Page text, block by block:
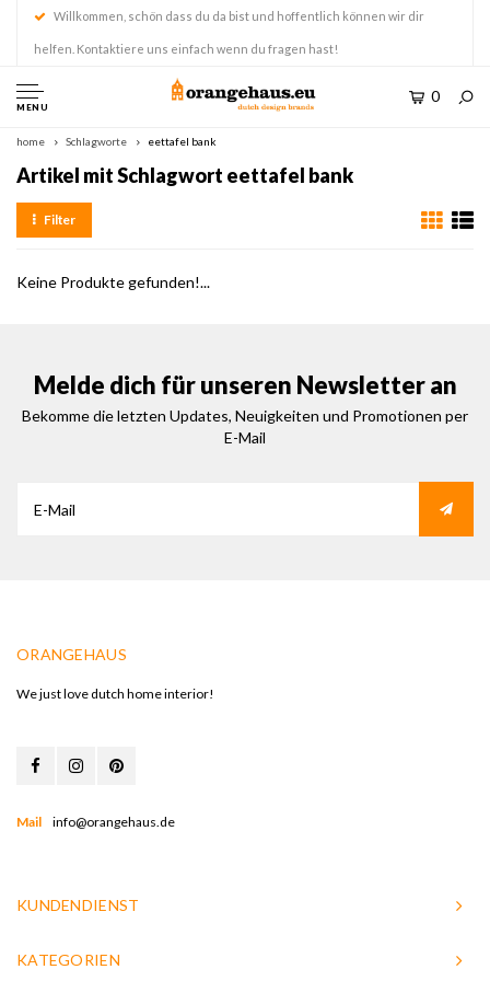
Willkommen, schön dass du da bist und hoffentlich können wir dir
helfen. Kontaktiere uns einfach wenn du fragen hast!
MENU
0
home Schlagworte eettafel bank
Artikel mit Schlagwort eettafel bank
Filter
Keine Produkte gefunden!...
Melde dich für unseren Newsletter an
Bekomme die letzten Updates, Neuigkeiten und Promotionen per
E-Mail
ORANGEHAUS
We just love dutch home interior!
Mail info@orangehaus.de
KUNDENDIENST
KATEGORIEN